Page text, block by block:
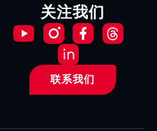
关注我们
联系我们